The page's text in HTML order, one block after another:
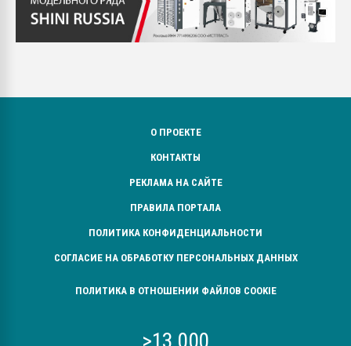
О ПРОЕКТЕ
КОНТАКТЫ
РЕКЛАМА НА САЙТЕ
ПРАВИЛА ПОРТАЛА
ПОЛИТИКА КОНФИДЕНЦИАЛЬНОСТИ
СОГЛАСИЕ НА ОБРАБОТКУ ПЕРСОНАЛЬНЫХ ДАННЫХ
ПОЛИТИКА В ОТНОШЕНИИ ФАЙЛОВ COOKIE
>13 000